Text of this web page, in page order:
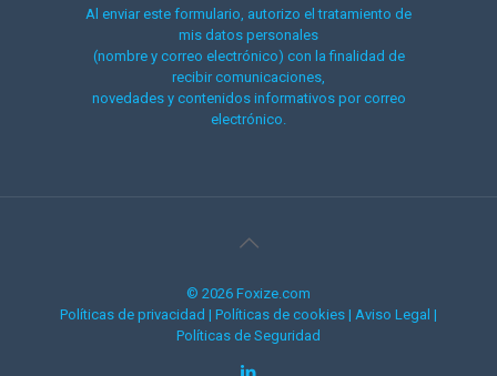
Al enviar este formulario, autorizo el tratamiento de
mis datos personales
(nombre y correo electrónico) con la finalidad de
recibir comunicaciones,
novedades y contenidos informativos por correo
electrónico.
© 2026 Foxize.com
Políticas de privacidad | Políticas de cookies | Aviso Legal |
Políticas de Seguridad